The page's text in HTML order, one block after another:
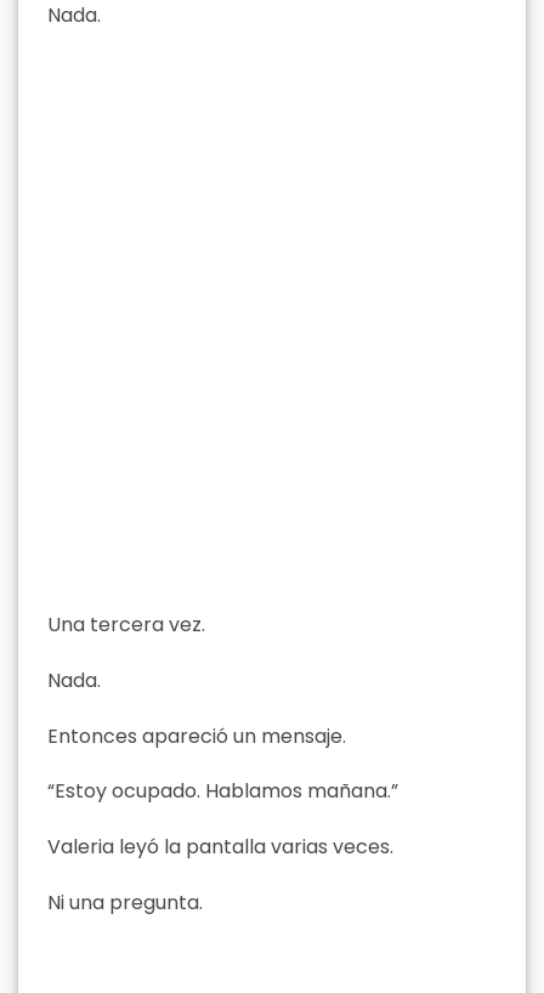
Nada.
Una tercera vez.
Nada.
Entonces apareció un mensaje.
“Estoy ocupado. Hablamos mañana.”
Valeria leyó la pantalla varias veces.
Ni una pregunta.